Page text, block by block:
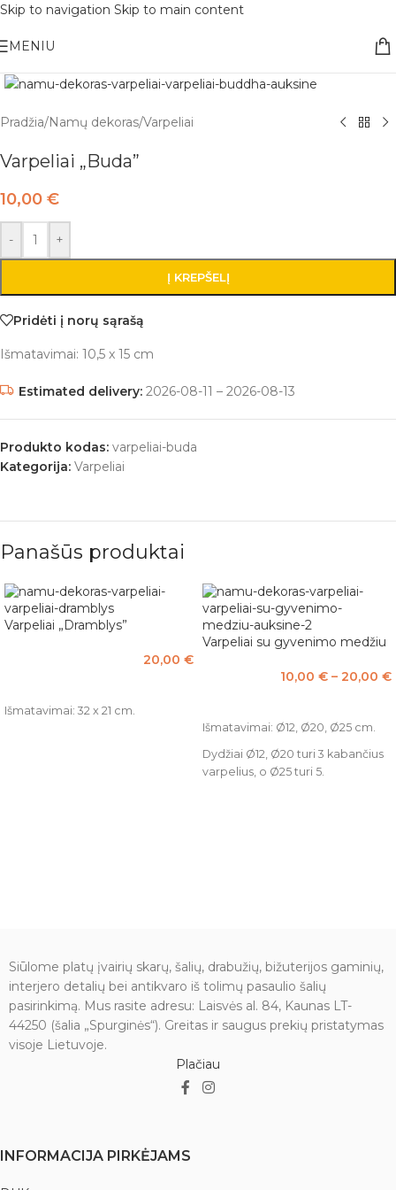
Skip to navigation Skip to main content
MENIU
Pradžia/Namų dekoras/Varpeliai
Varpeliai „Buda”
10,00 €
- +
Į KREPŠELĮ
Pridėti į norų sąrašą
Išmatavimai: 10,5 x 15 cm
Estimated delivery: 2026-08-11 – 2026-08-13
Produkto kodas: varpeliai-buda
Kategorija: Varpeliai
Panašūs produktai
Varpeliai „Dramblys”
20,00 €
Išmatavimai: 32 x 21 cm.
Varpeliai su gyvenimo medžiu
10,00 € – 20,00 €
Išmatavimai: Ø12, Ø20, Ø25 cm.
Dydžiai Ø12, Ø20 turi 3 kabančius
varpelius, o Ø25 turi 5.
Siūlome platų įvairių skarų, šalių, drabužių, bižuterijos gaminių,
interjero detalių bei antikvaro iš tolimų pasaulio šalių
pasirinkimą. Mus rasite adresu: Laisvės al. 84, Kaunas LT-
44250 (šalia „Spurginės“). Greitas ir saugus prekių pristatymas
visoje Lietuvoje.
Plačiau
INFORMACIJA PIRKĖJAMS